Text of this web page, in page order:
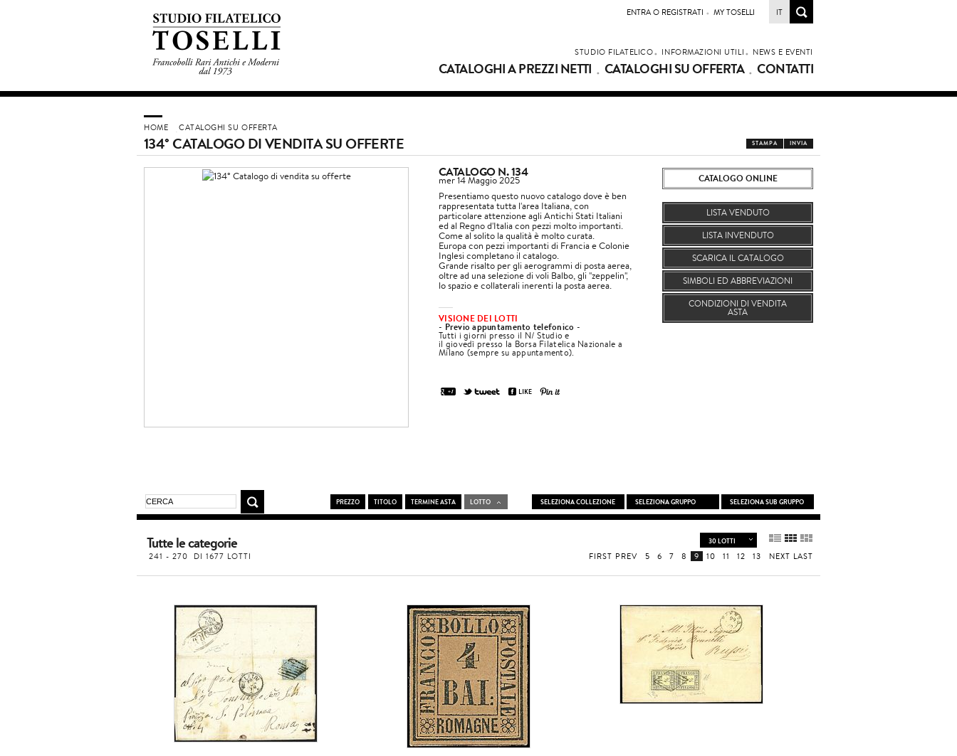
IT
ENTRA O REGISTRATI MY TOSELLI
NEWS E EVENTI
INFORMAZIONI UTILI
STUDIO FILATELICO
CATALOGHI A PREZZI NETTI CATALOGHI SU OFFERTA CONTATTI
HOME CATALOGHI SU OFFERTA
134° CATALOGO DI VENDITA SU OFFERTE INVIA
STAMPA
CATALOGO N. 134
mer 14 Maggio 2025
Presentiamo questo nuovo catalogo dove è ben
rappresentata tutta l'area Italiana, con
particolare attenzione agli Antichi Stati Italiani
ed al Regno d'Italia con pezzi molto importanti.
Come al solito la qualità è molto curata.
Europa con pezzi importanti di Francia e Colonie
Inglesi completano il catalogo.
Grande risalto per gli aerogrammi di posta aerea,
oltre ad una selezione di voli Balbo, gli "zeppelin",
lo spazio e collaterali inerenti la posta aerea.
VISIONE DEI LOTTI
- Previo appuntamento telefonico -
Tutti i giorni presso il N/ Studio e
il giovedì presso la Borsa Filatelica Nazionale a
Milano (sempre su appuntamento).
CATALOGO ONLINE
LISTA VENDUTO
LISTA INVENDUTO
SCARICA IL CATALOGO
SIMBOLI ED ABBREVIAZIONI
CONDIZIONI DI VENDITA
ASTA
LOTTO
TERMINE ASTA
TITOLO
PREZZO
Tutte le categorie
241 - 270 DI 1677 LOTTI FIRST PREV 5 6 7 8 9 10 11 12 13 NEXT LAST